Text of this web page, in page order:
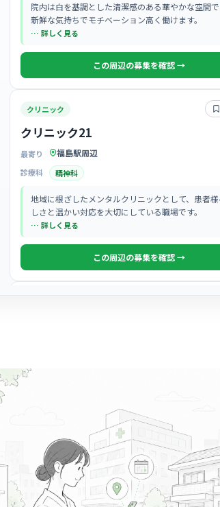
院内は白を基調とした清潔感のある華やかな空間
新鮮な気持ちでモチベーション高く働けます。
… 詳しく見る
この周辺の募集を確認 →
クリニック
クリニック21
最寄り 福島駅周辺
診療科 精神科
地域に根ざしたメンタルクリニックとして、患者
しさと温かい対応を大切にしている職場です。
… 詳しく見る
この周辺の募集を確認 →
この周辺の募集を確認 →
クリニック